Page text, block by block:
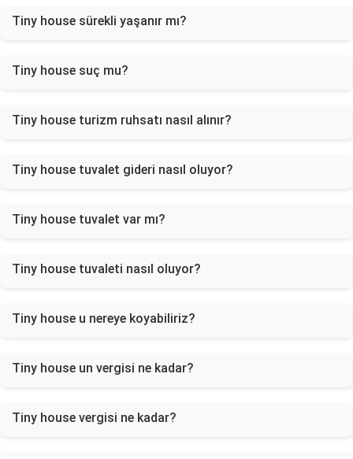
Tiny house sürekli yaşanır mı?
Tiny house suç mu?
Tiny house turizm ruhsatı nasıl alınır?
Tiny house tuvalet gideri nasıl oluyor?
Tiny house tuvalet var mı?
Tiny house tuvaleti nasıl oluyor?
Tiny house u nereye koyabiliriz?
Tiny house un vergisi ne kadar?
Tiny house vergisi ne kadar?